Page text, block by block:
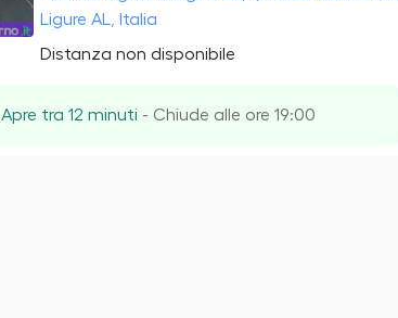
Ligure AL, Italia
Distanza non disponibile
Apre tra 12 minuti - Chiude alle ore 19:00